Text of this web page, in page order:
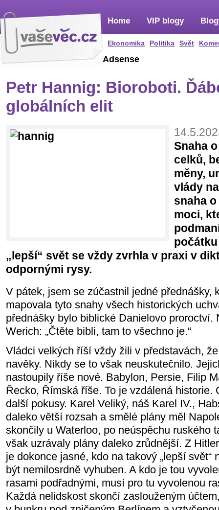
Home
Ekonomika Politika Svět
VIP blogy
Adsense
Petr Hannig: Bioroboti.
globálních elit
Snaha
celků,
měny,
vlády
snaha
moci,
„lepší“ svět se vždy zvrhla v praxi v
odpornými rysy.
V pátek, jsem se zúčastnil jedné přednášky,
mapovala tyto snahy všech historických
přednášky bylo biblické Danielovo proroctví.
Werich: „Čtěte bibli, tam to všechno je.“
Vládci velkých říší vždy žili v představách,
navěky. Nikdy se to však neuskutečnilo.
nastoupily říše nové. Babylon, Persie, Filip
Řecko, Římská říše. To je vzdálená historie.
další pokusy. Karel Veliký, náš Karel IV.,
daleko větší rozsah a smělé plány měl
skončily u Waterloo, po neúspěchu ruského
však uzrávaly plány daleko zrůdnější. Z
je dokonce jasné, kdo na takový „lepší svět“
být nemilosrdně vyhuben. A kdo je tou
rasami podřadnými, musí pro tu vyvolenou
Každá nelidskost skončí zaslouženým